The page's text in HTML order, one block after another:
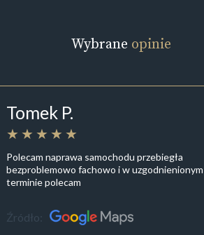
Wybrane opinie
Tomek P.
Polecam naprawa samochodu przebiegła
bezproblemowo fachowo i w uzgodnienionym
terminie polecam
Źródło: